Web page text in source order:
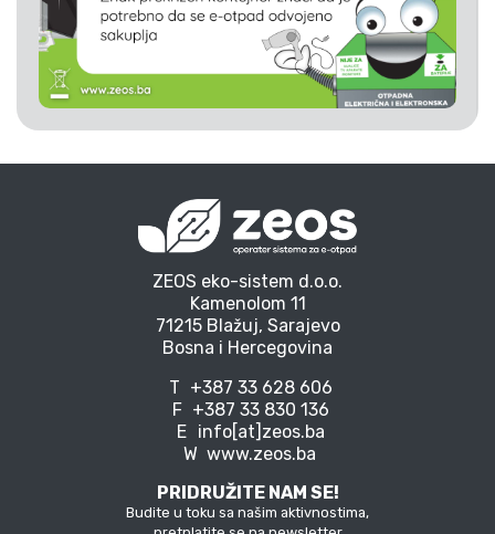
ZEOS eko-sistem d.o.o.
Kamenolom 11
71215 Blažuj, Sarajevo
Bosna i Hercegovina
T +387 33 628 606
F +387 33 830 136
E info[at]zeos.ba
W www.zeos.ba
PRIDRUŽITE NAM SE!
Budite u toku sa našim aktivnostima,